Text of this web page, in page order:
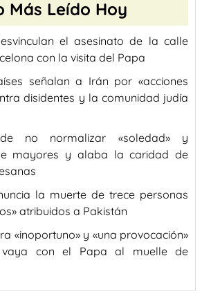
Más Leído Hoy
el asesinato de la calle
con la visita del Papa
señalan a Irán por «acciones
disidentes y la comunidad judía
no normalizar «soledad» y
mayores y alaba la caridad de
la muerte de trece personas
atribuidos a Pakistán
«inoportuno» y «una provocación»
vaya con el Papa al muelle de